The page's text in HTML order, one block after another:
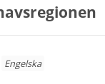
Engelska